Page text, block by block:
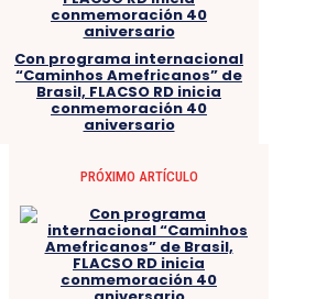
Con programa internacional
“Caminhos Amefricanos” de
Brasil, FLACSO RD inicia
conmemoración 40
aniversario
PRÓXIMO ARTÍCULO